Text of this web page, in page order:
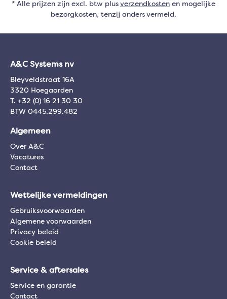
* Alle prijzen zijn excl. btw plus verzendkosten en mogelijke
bezorgkosten, tenzij anders vermeld.
A&C Systems nv
Bleyveldstraat 16A
3320 Hoegaarden
T. +32 (0) 16 21 30 30
BTW 0445.299.482
Algemeen
Over A&C
Vacatures
Contact
Wettelijke vermeldingen
Gebruiksvoorwaarden
Algemene voorwaarden
Privacy beleid
Cookie beleid
Service & aftersales
Service en garantie
Contact